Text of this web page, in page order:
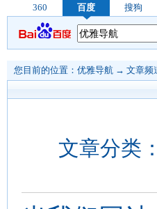
360
百度 搜狗
您目前的位置： 优雅导航 → 文章频
文章分类：